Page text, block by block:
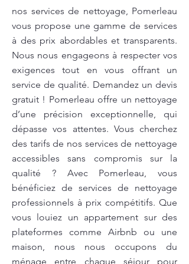
nos services de nettoyage, Pomerleau
vous propose une gamme de services
à des prix abordables et transparents.
Nous nous engageons à respecter vos
exigences tout en vous offrant un
service de qualité. Demandez un devis
gratuit ! Pomerleau offre un nettoyage
d’une précision exceptionnelle, qui
dépasse vos attentes. Vous cherchez
des tarifs de nos services de nettoyage
accessibles sans compromis sur la
qualité ? Avec Pomerleau, vous
bénéficiez de services de nettoyage
professionnels à prix compétitifs. Que
vous louiez un appartement sur des
plateformes comme Airbnb ou une
maison, nous nous occupons du
ménage entre chaque séjour pour